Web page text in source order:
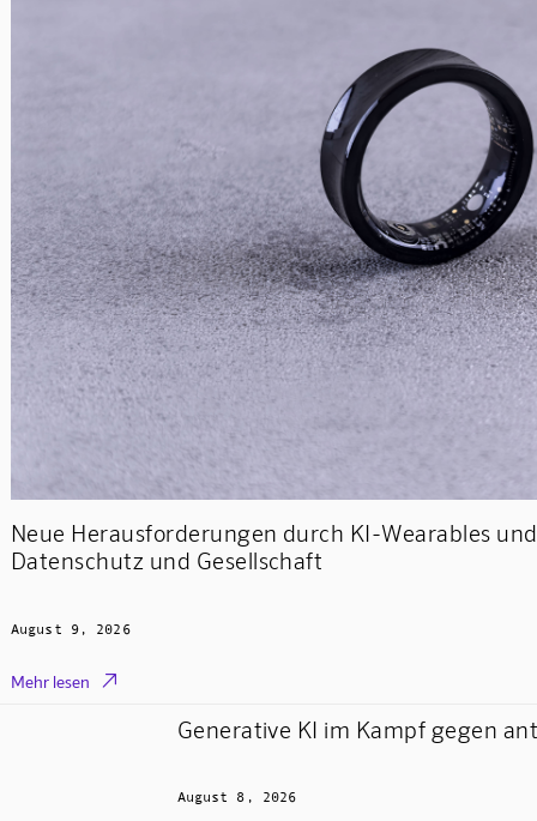
Neue Herausforderungen durch KI-Wearables
Datenschutz und Gesellschaft
August 9, 2026
Mehr lesen 
Generative KI im Kampf gegen
August 8, 2026